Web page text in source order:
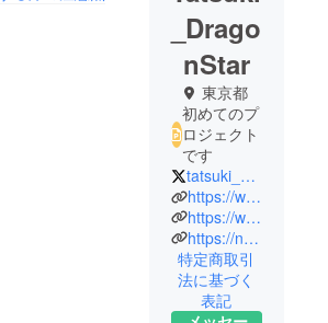
_Drago
nStar
東京都
初めてのプ
ロジェクト
です
tatsuki_GaMo
https://www.instagram.com/dr.tatsuki_vlog/
https://www.youtube.com/channel/UCmjEnYvK2ixkOTPtBAIBanQ
https://note.com/tatsuki_judai_n/
特定商取引
法に基づく
表記